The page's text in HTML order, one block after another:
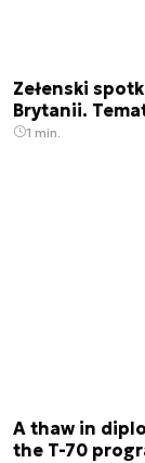
Zełenski
Brytanii.
1 min.
A thaw in
the T-70